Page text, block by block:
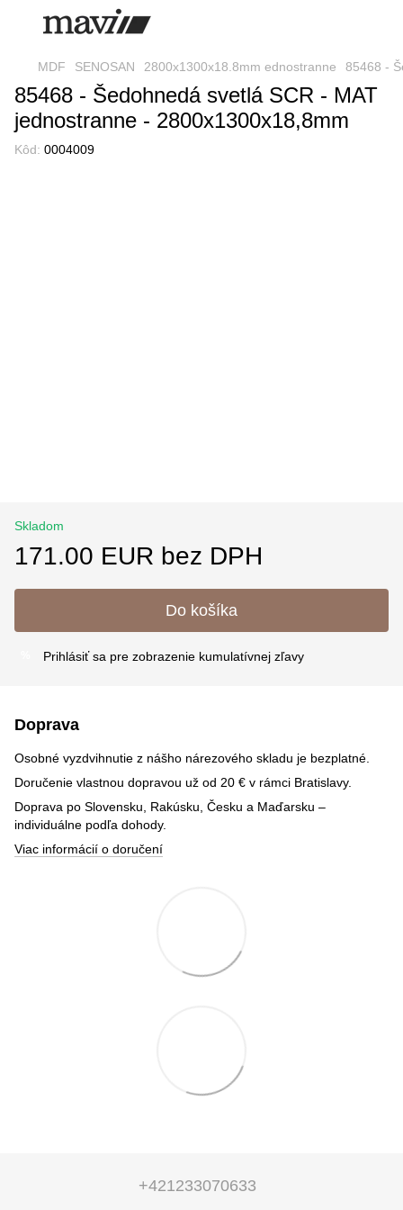
MDF SENOSAN 2800x1300x18.8mm ednostranne 85468 -
85468 - Šedohnedá svetlá SCR - MAT
jednostranne - 2800x1300x18,8mm
Kôd: 0004009
Skladom
171.00 EUR bez DPH
Do košíka
Prihlásiť sa pre zobrazenie kumulatívnej zľavy
Doprava
Osobné vyzdvihnutie z nášho nárezového skladu je bezplatné.
Doručenie vlastnou dopravou už od 20 € v rámci Bratislavy.
Doprava po Slovensku, Rakúsku, Česku a Maďarsku –
individuálne podľa dohody.
Viac informácií o doručení
+421233070633